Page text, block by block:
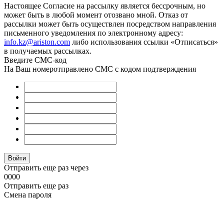
Настоящее Согласие на рассылку является бессрочным, но
может быть в любой момент отозвано мной. Отказ от
рассылки может быть осуществлен посредством направления
письменного уведомления по электронному адресу:
info.kz@ariston.com либо использования ссылки «Отписаться»
в получаемых рассылках.
Введите СМС-код
На Ваш номеротправлено СМС с кодом подтверждения
Отправить еще раз через
0000
Отправить еще раз
Смена пароля